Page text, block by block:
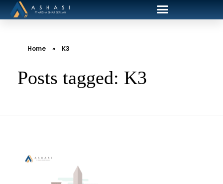
Home » K3
Posts tagged: K3